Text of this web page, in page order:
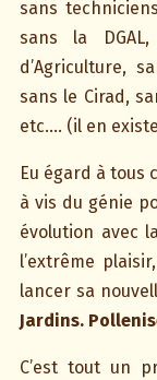
sans
sans la DGAL,
d’Agriculture,
sans le Cirad,
etc…. (il en
Eu égard à tous
à vis du génie
évolution avec
l’extrême
lancer sa
Jardins.
C’est tout un